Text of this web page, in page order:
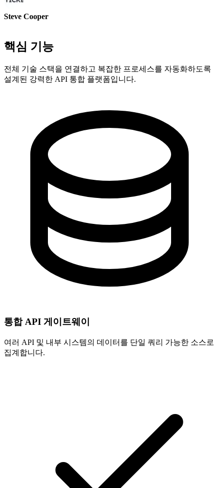
Steve Cooper
핵심 기능
전체 기술 스택을 연결하고 복잡한 프로세스를 자동화하도록
설계된 강력한 API 통합 플랫폼입니다.
통합 API 게이트웨이
여러 API 및 내부 시스템의 데이터를 단일 쿼리 가능한 소스로
집계합니다.